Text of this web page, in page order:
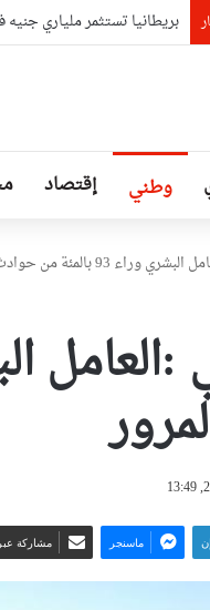
وهران: مديرية الشؤون
وطني إقتصاد
93 بالمئة من حوادث المرور
ماسنجر مشاركة